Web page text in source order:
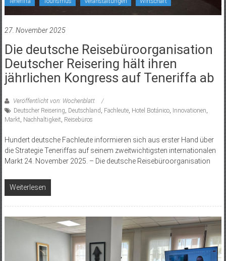
27. November 2025
Die deutsche Reisebüroorganisation
Deutscher Reisering hält ihren
jährlichen Kongress auf Teneriffa ab
Veröffentlicht von: Wochenblatt
Deutscher Reisering, Deutschland , Fachleute, Hotel Botánico, Innovationen,
Markt, Nachhaltigkeit, Reisebüros
Hundert deutsche Fachleute informieren sich aus erster Hand über
die Strategie Teneriffas auf seinem zweitwichtigsten internationalen
Markt 24. November 2025. – Die deutsche Reisebüroorganisation
Weiterlesen